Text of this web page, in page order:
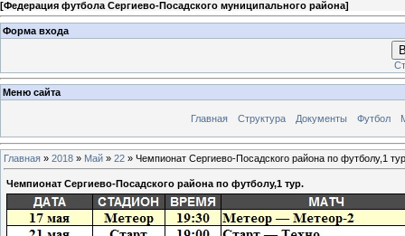
[Федерация футбола Сергиево-Посадского муниципального района]
Форма входа
Меню сайта
Главная Структура Документы Футбол
Главная » 2018 » Май » 22 » Чемпионат Сергиево-Посадского района по футболу,1
Чемпионат Сергиево-Посадского района по футболу,1 тур.